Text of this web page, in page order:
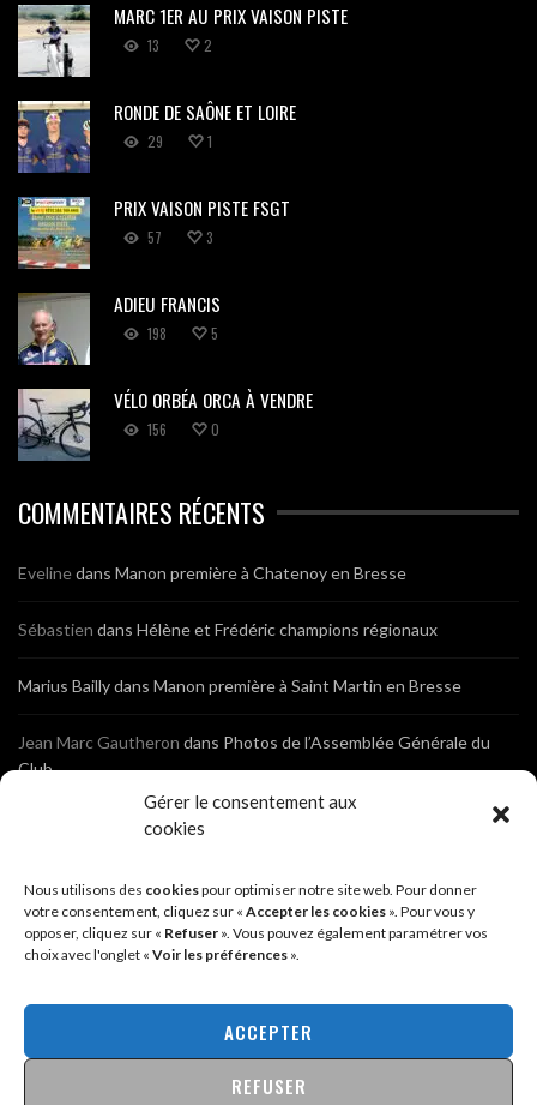
Gérer le consentement aux
cookies
Nous utilisons des cookiespour optimiser notre site web. Pour donner
votre consentement, cliquez sur « Accepter les cookies ». Pour vous y
opposer, cliquez sur « Refuser ». Vous pouvez également paramétrer vos
choix avec l'onglet « Voir les préférences ».
ACCEPTER
REFUSER
MARC 1ER AU PRIX VAISON PISTE
13 2
RONDE DE SAÔNE ET LOIRE
29 1
PRIX VAISON PISTE FSGT
57 3
ADIEU FRANCIS
198 5
VÉLO ORBÉA ORCA À VENDRE
156 0
COMMENTAIRES RÉCENTS
Evelinedans Manon première à Chatenoy en Bresse
Sébastien dans Hélène et Frédéric champions régionaux
Marius Baillydans Manon première à Saint Martin en Bresse
Jean Marc Gautheron dans Photos de l’Assemblée Générale du
Club
Photos de l’Assemblée Générale du Club
Sébastien dans Cyclocross de Brochon (21)
Breniauxdans Cyclocross de Brochon (21)